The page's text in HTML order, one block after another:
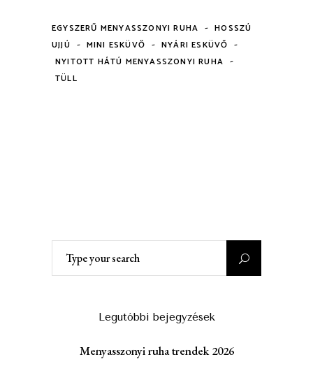
EGYSZERŰ MENYASSZONYI RUHA - HOSSZÚ
UJJÚ - MINI ESKÜVŐ - NYÁRI ESKÜVŐ -
NYITOTT HÁTÚ MENYASSZONYI RUHA -
TÜLL
for:
Legutóbbi bejegyzések
Menyasszonyi ruha trendek 2026